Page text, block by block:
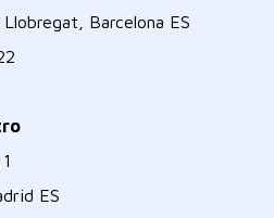
Barcelona ES
ES